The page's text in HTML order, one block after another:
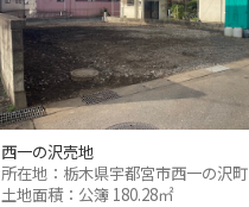
西一の沢売地
所在地：栃木県宇都宮市西一の沢町
土地面積：公簿 180.28㎡